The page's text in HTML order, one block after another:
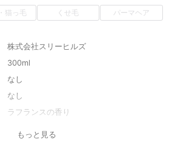
猫っ毛 くせ毛 パーマヘア
株式会社スリーヒルズ
300ml
なし
なし
ラフランスの香り
グリセリン、水、コカミドプロピルベタイ
ン、ヤシ脂肪酸グリシンK、ラウリルグルコ
もっと見る